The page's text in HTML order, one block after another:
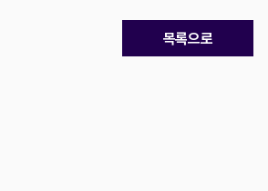
목록으로